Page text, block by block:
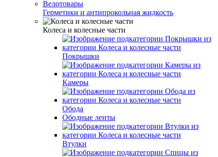
Герметики и антипрокольная жидкость
Колеса и колесные части
Покрышки
Камеры
Обода
Ободные ленты
Втулки